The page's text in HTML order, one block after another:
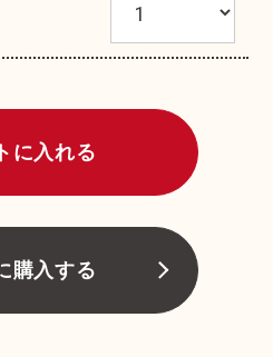
に入れる
購入する